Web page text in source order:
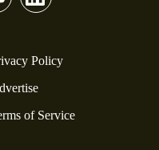
Policy
of Service